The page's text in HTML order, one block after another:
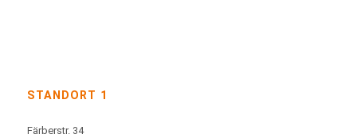
STANDORT 1
Färberstr. 34